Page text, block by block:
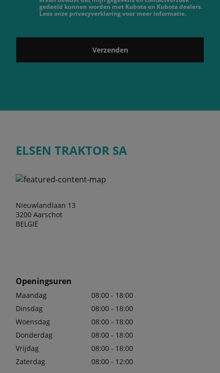
gedeeld kunnen worden met Kubota en Kubota dealers.
Lees onze privacyverklaring voor meer informatie.
Verzenden
ELSEN TRAKTOR SA
Nieuwlandlaan 13
3200 Aarschot
BELGIË
Openingsuren
Maandag
08:00 - 18:00
Dinsdag
08:00 - 18:00
Woensdag
08:00 - 18:00
Donderdag
08:00 - 18:00
Vrijdag
08:00 - 18:00
Zaterdag
08:00 - 12:00